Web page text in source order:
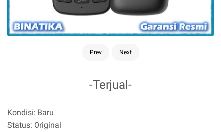
Prev Next
-Terjual-
Kondisi: Baru
Status: Original